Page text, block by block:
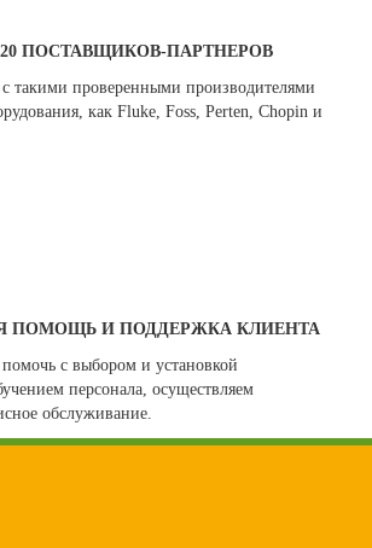
ПОСТАВЩИКОВ-ПАРТНЕРОВ
такими проверенными производителями
как Fluke, Foss, Perten, Chopin и
ПОМОЩЬ И ПОДДЕРЖКА КЛИЕНТА
с выбором и установкой
персонала, осуществляем
обслуживание.